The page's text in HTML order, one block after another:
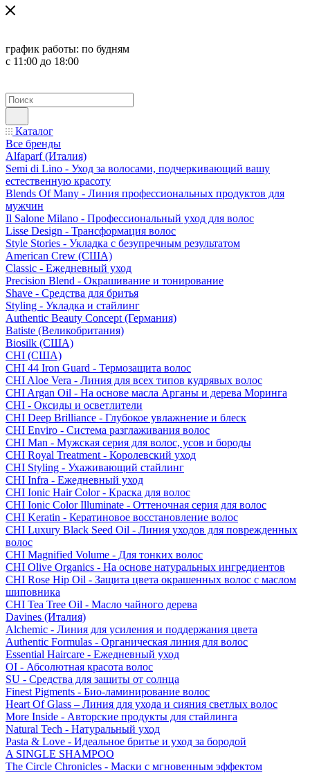
график работы: по будням
с 11:00 до 18:00
Каталог
Все бренды
Alfaparf (Италия)
Semi di Lino - Уход за волосами, подчеркивающий вашу
естественную красоту
Blends Of Many - Линия профессиональных продуктов для
мужчин
Il Salone Milano - Профессиональный уход для волос
Lisse Design - Трансформация волос
Style Stories - Укладка с безупречным результатом
American Crew (США)
Classic - Ежедневный уход
Precision Blend - Окрашивание и тонирование
Shave - Средства для бритья
Styling - Укладка и стайлинг
Authentic Beauty Concept (Германия)
Batiste (Великобритания)
Biosilk (США)
CHI (США)
CHI 44 Iron Guard - Термозащита волос
CHI Aloe Vera - Линия для всех типов кудрявых волос
CHI Argan Oil - На основе масла Арганы и дерева Моринга
CHI - Оксиды и осветлители
CHI Deep Brilliance - Глубокое увлажнение и блеск
CHI Enviro - Система разглаживания волос
CHI Man - Мужская серия для волос, усов и бороды
CHI Royal Treatment - Королевский уход
CHI Styling - Ухаживающий стайлинг
CHI Infra - Ежедневный уход
CHI Ionic Hair Color - Краска для волос
CHI Ionic Color Illuminate - Оттеночная серия для волос
CHI Keratin - Кератиновое восстановление волос
CHI Luxury Black Seed Oil - Линия уходов для поврежденных
волос
CHI Magnified Volume - Для тонких волос
CHI Olive Organics - На основе натуральных ингредиентов
CHI Rose Hip Oil - Защита цвета окрашенных волос с маслом
шиповника
CHI Tea Tree Oil - Масло чайного дерева
Davines (Италия)
Alchemic - Линия для усиления и поддержания цвета
Authentic Formulas - Органическая линия для волос
Essential Haircare - Eжедневный уход
OI - Абсолютная красота волос
SU - Средства для защиты от солнца
Finest Pigments - Био-ламинирование волос
Heart Of Glass – Линия для ухода и сияния светлых волос
More Inside - Авторские продукты для стайлинга
Natural Tech - Натуральный уход
Pasta & Love - Идеальное бритье и уход за бородой
A SINGLE SHAMPOO
The Circle Chronicles - Маски с мгновенным эффектом